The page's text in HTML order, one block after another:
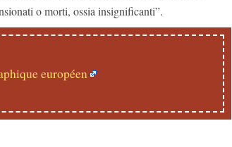
o morti, ossia insignificanti”.
européen